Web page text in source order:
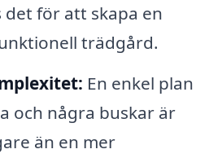
det för att skapa en
trädgård.
En enkel plan
och några buskar är
än en mer